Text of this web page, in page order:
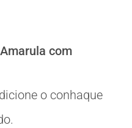
com
o conhaque